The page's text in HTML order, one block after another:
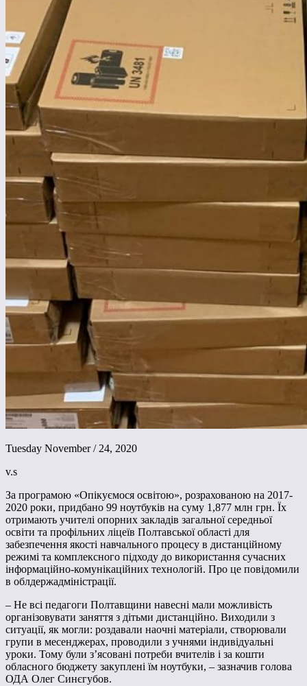
Tuesday November / 24, 2020
v.s
За програмою «Опікуємося освітою», розрахованою на 2017-
2020 роки, придбано 99 ноутбуків на суму 1,877 млн грн. Їх
отримають учителі опорних закладів загальної середньої
освіти та профільних ліцеїв Полтавської області для
забезпечення якості навчального процесу в дистанційному
режимі та комплексного підходу до використання сучасних
інформаційно-комунікаційних технологій. Про це повідомили
в облдержадміністрації.
– Не всі педагоги Полтавщини навесні мали можливість
організовувати заняття з дітьми дистанційно. Виходили з
ситуації, як могли: роздавали наочні матеріали, створювали
групи в месенджерах, проводили з учнями індивідуальні
уроки. Тому були з’ясовані потреби вчителів і за кошти
обласного бюджету закуплені їм ноутбуки, – зазначив голова
ОДА Олег Синєгубов.